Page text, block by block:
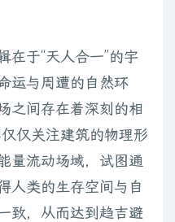
在于“天人合一”的宇
运与周遭的自然环
之间存在着深刻的相
仅关注建筑的物理形
量流动场域，试图通
人类的生存空间与自
致，从而达到趋吉避